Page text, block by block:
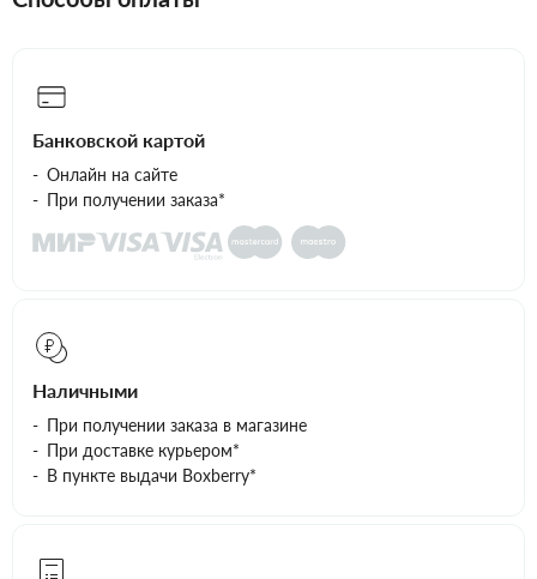
Банковской картой
Онлайн на сайте
При получении заказа*
Наличными
При получении заказа в магазине
При доставке курьером*
В пункте выдачи Boxberry*